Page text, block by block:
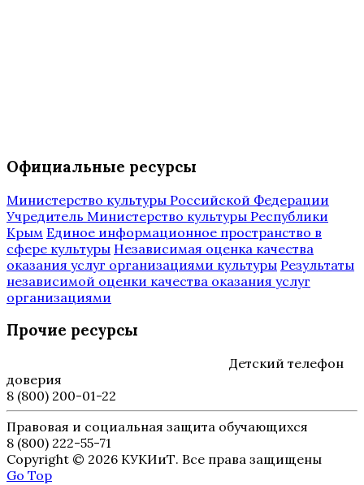
Официальные ресурсы
Министерство культуры Российской Федерации
Учредитель Министерство культуры Республики
Крым Единое информационное пространство в
сфере культуры Независимая оценка качества
оказания услуг организациями культуры Результаты
независимой оценки качества оказания услуг
организациями
Прочие ресурсы
Детский телефон
доверия
8 (800) 200-01-22
Правовая и социальная защита обучающихся
8 (800) 222-55-71
Copyright © 2026 КУКИиТ. Все права защищены
Go Top